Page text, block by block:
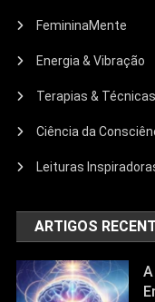
FemininaMente
Energia & Vibração
Terapias & Técnicas
Ciência da
Leituras
ARTIGOS